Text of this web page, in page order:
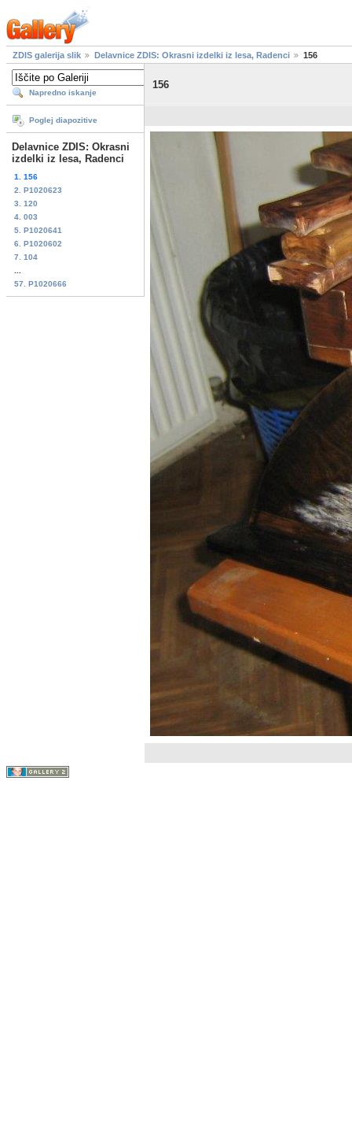
ZDIS galerija slik Delavnice ZDIS: Okrasni izdelki iz lesa, Radenci 156
Napredno iskanje
Poglej diapozitive
Delavnice ZDIS: Okrasni
izdelki iz lesa, Radenci
1. 156
2. P1020623
3. 120
4. 003
5. P1020641
6. P1020602
7. 104
57. P1020666
156